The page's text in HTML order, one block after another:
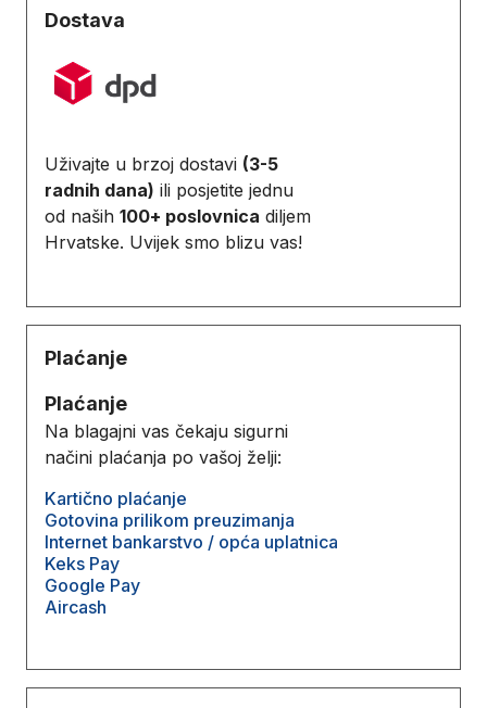
Dostava
Uživajte u brzoj dostavi (3-5
radnih dana) ili posjetite jednu
od naših 100+ poslovnica diljem
Hrvatske. Uvijek smo blizu vas!
Plaćanje
Plaćanje
Na blagajni vas čekaju sigurni
načini plaćanja po vašoj želji:
Kartično plaćanje
Gotovina prilikom preuzimanja
Internet bankarstvo / opća uplatnica
Keks Pay
Google Pay
Aircash